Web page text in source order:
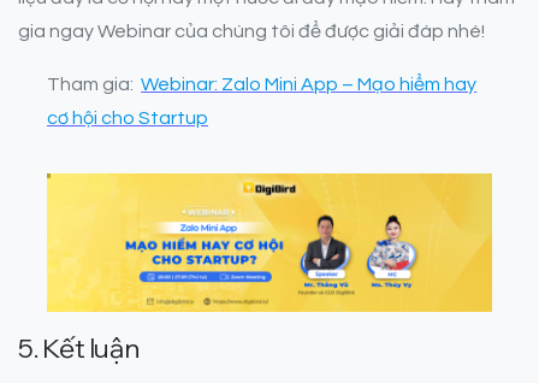
gia ngay Webinar của chúng tôi để được giải đáp nhé!
Tham gia: Webinar: Zalo Mini App – Mạo hiểm hay
cơ hội cho Startup
5. Kết luận